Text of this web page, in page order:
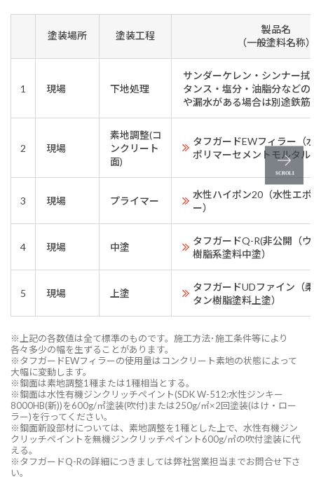
塗装場所 塗装工程
製品名
（一般塗料名称
1 現場 下地処理
サンダーケレン・シンナー
タンス・塩分・油脂分など
や漏水がある場合は別途鉄
2 現場
素地調整(コ
ンクリート
面)
タフガードEWフィラー（
ポリマーセメントモルタル
3 現場 プライマー
水性ハイポン20（水性エ
ー）
4 現場 中塗
タフガードQ-R(非公開（
樹脂系塗料中塗）
5 現場 上塗
タフガードUDファイン（
タン樹脂塗料上塗）
※上記の各数値は全て標準のものです。施工方法･施工条件等により
各々多少の幅を生ずることがあります。
※タフガードEWフィラーの使用量はコンクリート素地の状態によって
大幅に変動します。
※鋼面は素地調整1種または1種相当とする。
※鋼面は水性有機ジンクリッチペイント(SDK W-512:水性ジンキー
8000HB(新))を600g/㎡塗装(吹付)または250g/㎡×2回塗装(はけ・ロー
ラー)を行ってください。
※鋼面新設部材については、素地調整を1種とした上で、水性有機ジン
クリッチペイントを無機ジンクリッチペイント600g/㎡の吹付塗装に代
える。
※タフガードQ-Rの詳細につきましては弊社営業担当までお問合せ下さ
い。